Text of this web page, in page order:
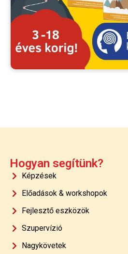
Hogyan segítünk?
Képzések
Előadások & workshopok
Fejlesztő eszközök
Szupervízió
Nagykövetek